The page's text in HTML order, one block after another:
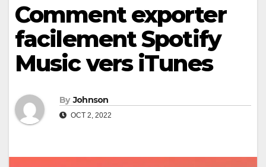
Comment exporter
facilement Spotify
Music vers iTunes
By Johnson
OCT 2, 2022